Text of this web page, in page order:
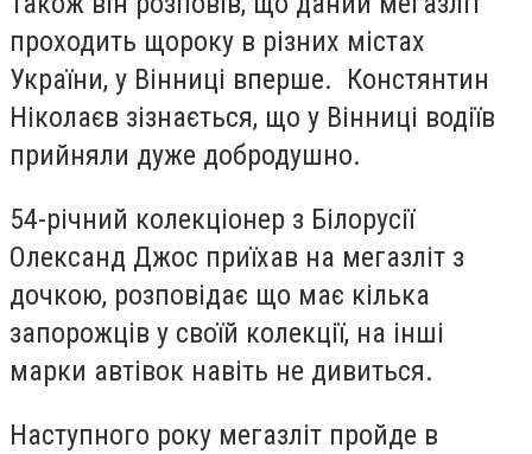
проходить щороку в різних містах
України, у Вінниці вперше. Констянтин
Ніколаєв зізнається, що у Вінниці водіїв
прийняли дуже добродушно.
54-річний колекціонер з Білорусії
Олександ Джос приїхав на мегазліт з
дочкою, розповідає що має кілька
запорожців у своїй колекції, на інші
марки автівок навіть не дивиться.
Наступного року мегазліт пройде в